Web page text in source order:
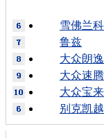
雪佛兰科
鲁兹
大众朗逸
大众速腾
大众宝来
别克凯越